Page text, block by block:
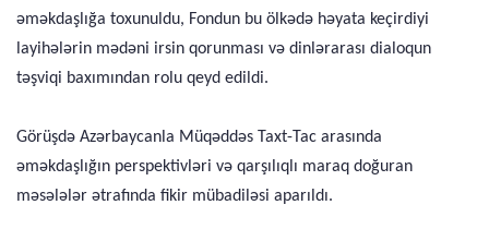
əməkdaşlığa toxunuldu, Fondun bu ölkədə həyata keçirdiyi
layihələrin mədəni irsin qorunması və dinlərarası dialoqun
təşviqi baxımından rolu qeyd edildi.
Görüşdə Azərbaycanla Müqəddəs Taxt-Tac arasında
əməkdaşlığın perspektivləri və qarşılıqlı maraq doğuran
məsələlər ətrafında fikir mübadiləsi aparıldı.